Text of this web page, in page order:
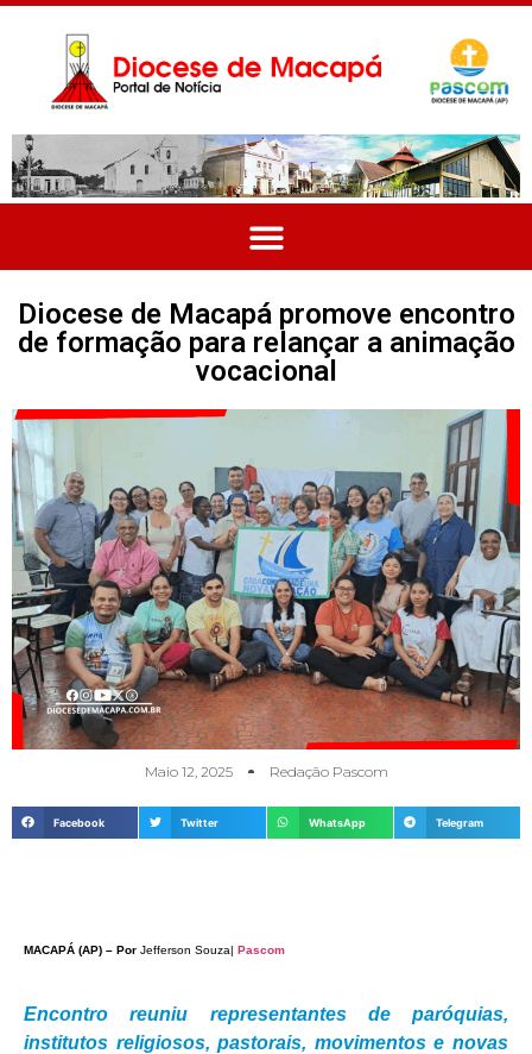
Diocese de Macapá promove encontro
de formação para relançar a animação
vocacional
Maio 12, 2025 Redação Pascom
Facebook Twitter WhatsApp Telegram
MACAPÁ (AP) – Por Jefferson Souza| Pascom
Encontro reuniu representantes de paróquias,
institutos religiosos, pastorais, movimentos e novas